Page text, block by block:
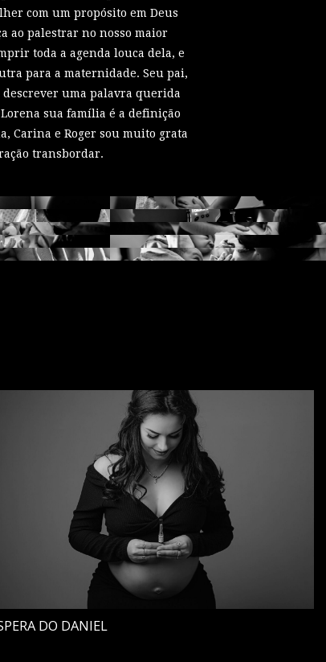
com um propósito em Deus
ao palestrar no nosso maior
toda a agenda louca dela, e
para a maternidade. Seu pai,
descrever uma palavra querida
sua família é a definição
Carina e Roger sou muito grata
transbordar.
DO DANIEL